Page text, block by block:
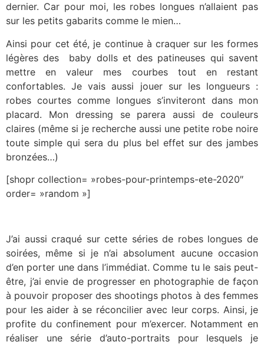
dernier. Car pour moi, les robes longues n’allaient pas
sur les petits gabarits comme le mien…
Ainsi pour cet été, je continue à craquer sur les formes
légères des baby dolls et des patineuses qui savent
mettre en valeur mes courbes tout en restant
confortables. Je vais aussi jouer sur les longueurs :
robes courtes comme longues s’inviteront dans mon
placard. Mon dressing se parera aussi de couleurs
claires (même si je recherche aussi une petite robe noire
toute simple qui sera du plus bel effet sur des jambes
bronzées…)
[shopr collection= »robes-pour-printemps-ete-2020″
order= »random »]
J’ai aussi craqué sur cette séries de robes longues de
soirées, même si je n’ai absolument aucune occasion
d’en porter une dans l’immédiat. Comme tu le sais peut-
être, j’ai envie de progresser en photographie de façon
à pouvoir proposer des shootings photos à des femmes
pour les aider à se réconcilier avec leur corps. Ainsi, je
profite du confinement pour m’exercer. Notamment en
réaliser une série d’auto-portraits pour lesquels je